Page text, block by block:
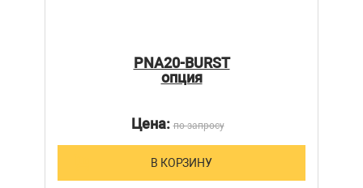
PNA20-BURST
опция
Цена:по запросу
В КОРЗИНУ